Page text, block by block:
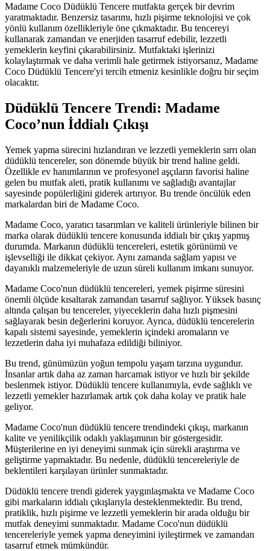
Madame Coco Düdüklü Tencere mutfakta gerçek bir devrim
yaratmaktadır. Benzersiz tasarımı, hızlı pişirme teknolojisi ve çok
yönlü kullanım özellikleriyle öne çıkmaktadır. Bu tencereyi
kullanarak zamandan ve enerjiden tasarruf edebilir, lezzetli
yemeklerin keyfini çıkarabilirsiniz. Mutfaktaki işlerinizi
kolaylaştırmak ve daha verimli hale getirmek istiyorsanız, Madame
Coco Düdüklü Tencere'yi tercih etmeniz kesinlikle doğru bir seçim
olacaktır.
Düdüklü Tencere Trendi: Madame
Coco’nun İddialı Çıkışı
Yemek yapma sürecini hızlandıran ve lezzetli yemeklerin sırrı olan
düdüklü tencereler, son dönemde büyük bir trend haline geldi.
Özellikle ev hanımlarının ve profesyonel aşçıların favorisi haline
gelen bu mutfak aleti, pratik kullanımı ve sağladığı avantajlar
sayesinde popülerliğini giderek artırıyor. Bu trende öncülük eden
markalardan biri de Madame Coco.
Madame Coco, yaratıcı tasarımları ve kaliteli ürünleriyle bilinen bir
marka olarak düdüklü tencere konusunda iddialı bir çıkış yapmış
durumda. Markanın düdüklü tencereleri, estetik görünümü ve
işlevselliği ile dikkat çekiyor. Aynı zamanda sağlam yapısı ve
dayanıklı malzemeleriyle de uzun süreli kullanım imkanı sunuyor.
Madame Coco'nun düdüklü tencereleri, yemek pişirme süresini
önemli ölçüde kısaltarak zamandan tasarruf sağlıyor. Yüksek basınç
altında çalışan bu tencereler, yiyeceklerin daha hızlı pişmesini
sağlayarak besin değerlerini koruyor. Ayrıca, düdüklü tencerelerin
kapalı sistemi sayesinde, yemeklerin içindeki aromaların ve
lezzetlerin daha iyi muhafaza edildiği biliniyor.
Bu trend, günümüzün yoğun tempolu yaşam tarzına uygundur.
İnsanlar artık daha az zaman harcamak istiyor ve hızlı bir şekilde
beslenmek istiyor. Düdüklü tencere kullanımıyla, evde sağlıklı ve
lezzetli yemekler hazırlamak artık çok daha kolay ve pratik hale
geliyor.
Madame Coco'nun düdüklü tencere trendindeki çıkışı, markanın
kalite ve yenilikçilik odaklı yaklaşımının bir göstergesidir.
Müşterilerine en iyi deneyimi sunmak için sürekli araştırma ve
geliştirme yapmaktadır. Bu nedenle, düdüklü tencereleriyle de
beklentileri karşılayan ürünler sunmaktadır.
Düdüklü tencere trendi giderek yaygınlaşmakta ve Madame Coco
gibi markaların iddialı çıkışlarıyla desteklenmektedir. Bu trend,
pratiklik, hızlı pişirme ve lezzetli yemeklerin bir arada olduğu bir
mutfak deneyimi sunmaktadır. Madame Coco'nun düdüklü
tencereleriyle yemek yapma deneyimini iyileştirmek ve zamandan
tasarruf etmek mümkündür.